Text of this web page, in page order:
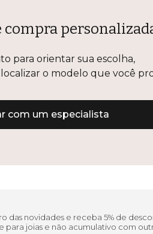
compra
para orientar sua escolha,
o modelo que você
com um especialista
das novidades e receba 5% de
para joias e não acumulativo com